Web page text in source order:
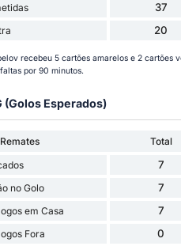
37
20
recebeu 5 cartões amarelos e 2 cartões
por 90 minutos.
(Golos Esperados)
Total
7
no Golo 7
em Casa 7
Fora 0